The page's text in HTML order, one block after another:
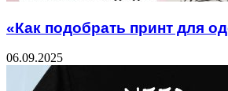
«Как подобрать принт для
06.09.2025